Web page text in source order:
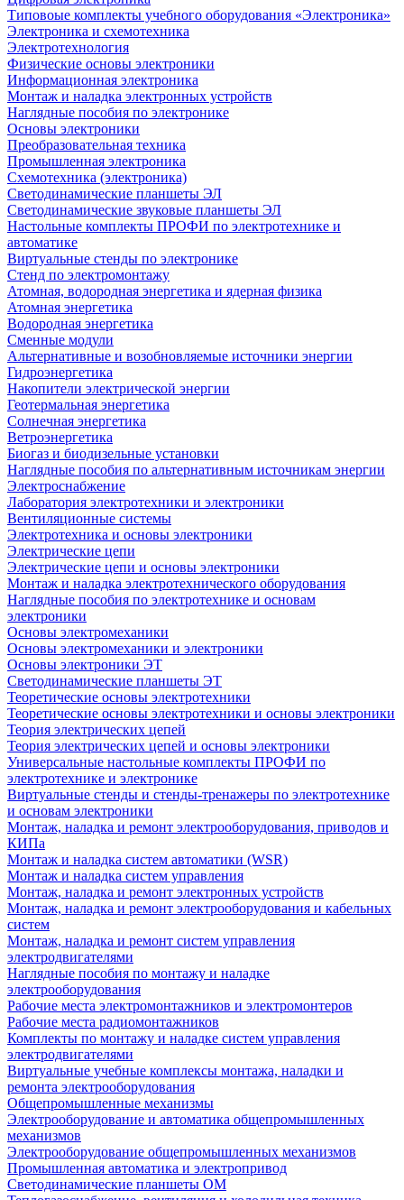
Типовоые комплекты учебного оборудования «Электроника»
Электроника и схемотехника
Электротехнология
Физические основы электроники
Информационная электроника
Монтаж и наладка электронных устройств
Наглядные пособия по электронике
Основы электроники
Преобразовательная техника
Промышленная электроника
Схемотехника (электроника)
Светодинамические планшеты ЭЛ
Светодинамические звуковые планшеты ЭЛ
Настольные комплекты ПРОФИ по электротехнике и
автоматике
Виртуальные стенды по электронике
Стенд по электромонтажу
Атомная, водородная энергетика и ядерная физика
Атомная энергетика
Водородная энергетика
Сменные модули
Альтернативные и возобновляемые источники энергии
Гидроэнергетика
Накопители электрической энергии
Геотермальная энергетика
Солнечная энергетика
Ветроэнергетика
Биогаз и биодизельные установки
Наглядные пособия по альтернативным источникам энергии
Электроснабжение
Лаборатория электротехники и электроники
Вентиляционные системы
Электротехника и основы электроники
Электрические цепи
Электрические цепи и основы электроники
Монтаж и наладка электротехнического оборудования
Наглядные пособия по электротехнике и основам
электроники
Основы электромеханики
Основы электромеханики и электроники
Основы электроники ЭТ
Светодинамические планшеты ЭТ
Теоретические основы электротехники
Теоретические основы электротехники и основы электроники
Теория электрических цепей
Теория электрических цепей и основы электроники
Универсальные настольные комплекты ПРОФИ по
электротехнике и электронике
Виртуальные стенды и стенды-тренажеры по электротехнике
и основам электроники
Монтаж, наладка и ремонт электрооборудования, приводов и
КИПа
Монтаж и наладка систем автоматики (WSR)
Монтаж и наладка систем управления
Монтаж, наладка и ремонт электронных устройств
Монтаж, наладка и ремонт электрооборудования и кабельных
систем
Монтаж, наладка и ремонт систем управления
электродвигателями
Наглядные пособия по монтажу и наладке
электрооборудования
Рабочие места электромонтажников и электромонтеров
Рабочие места радиомонтажников
Комплекты по монтажу и наладке систем управления
электродвигателями
Виртуальные учебные комплексы монтажа, наладки и
ремонта электрооборудования
Общепромышленные механизмы
Электрооборудование и автоматика общепромышленных
механизмов
Электрооборудование общепромышленных механизмов
Промышленная автоматика и электропривод
Светодинамические планшеты ОМ